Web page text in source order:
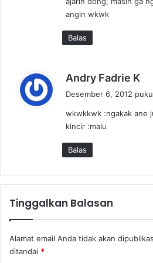
a
t
a
:
angin wkwk
Balas
Andry Fadrie K
k
Desember 6, 2012
wkwkkwk :ngakak ane
kincir :malu
Balas
Tinggalkan Balasan
Alamat email Anda tidak akan
ditandai *